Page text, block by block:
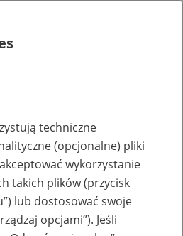
techniczne
(opcjonalne) pliki
wykorzystanie
takich plików (przycisk
lub dostosować swoje
opcjami”). Jeśli